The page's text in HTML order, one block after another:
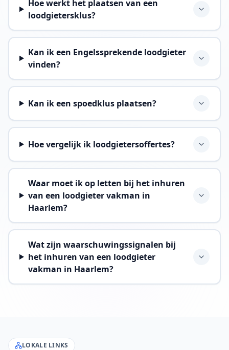
Hoe werkt het plaatsen van een
loodgietersklus?
Kan ik een Engelssprekende loodgieter
vinden?
Kan ik een spoedklus plaatsen?
Hoe vergelijk ik loodgietersoffertes?
Waar moet ik op letten bij het inhuren
van een loodgieter vakman in
Haarlem?
Wat zijn waarschuwingssignalen bij
het inhuren van een loodgieter
vakman in Haarlem?
LOKALE LINKS